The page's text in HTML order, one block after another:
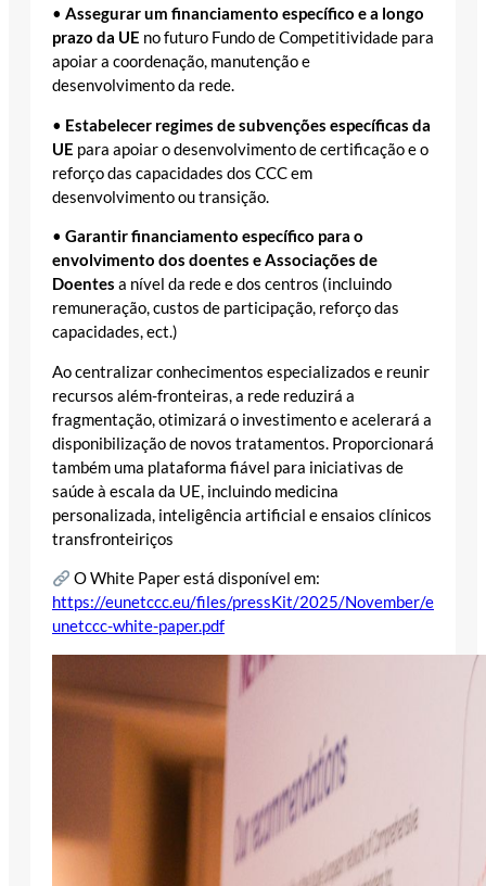
• Assegurar um financiamento específico e a longo
prazo da UE no futuro Fundo de Competitividade para
apoiar a coordenação, manutenção e
desenvolvimento da rede.
• Estabelecer regimes de subvenções específicas da
UE para apoiar o desenvolvimento de certificação e o
reforço das capacidades dos CCC em
desenvolvimento ou transição.
• Garantir financiamento específico para o
envolvimento dos doentes e Associações de
Doentes a nível da rede e dos centros (incluindo
remuneração, custos de participação, reforço das
capacidades, ect.)
Ao centralizar conhecimentos especializados e reunir
recursos além-fronteiras, a rede reduzirá a
fragmentação, otimizará o investimento e acelerará a
disponibilização de novos tratamentos. Proporcionará
também uma plataforma fiável para iniciativas de
saúde à escala da UE, incluindo medicina
personalizada, inteligência artificial e ensaios clínicos
transfronteiriços
O White Paper está disponível em:
https://eunetccc.eu/files/pressKit/2025/November/e
unetccc-white-paper.pdf